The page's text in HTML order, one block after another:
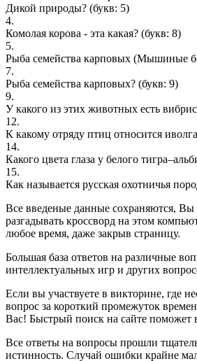
Дикой природы? (букв: 5)
4.
Комолая корова - эта какая? (букв: 8)
5.
Рыба семейства карповых (Мышиные
7.
Рыба семейства карповых? (букв: 9)
9.
У какого из этих животных есть
12.
К какому отряду птиц относится
14.
Какого цвета глаза у белого
15.
Как называется русская охотничья
Все введеные данные сохраняются,
разгадывать кроссворд на этом
любое время, даже закрыв страницу.
Большая база ответов на различные
интеллектуальных игр и других
Если вы участвуете в викторине, где
вопрос за короткий промежуток
Вас! Быстрый поиск на сайте поможет
Все ответы на вопросы прошли
истинность. Случай ошибки крайне